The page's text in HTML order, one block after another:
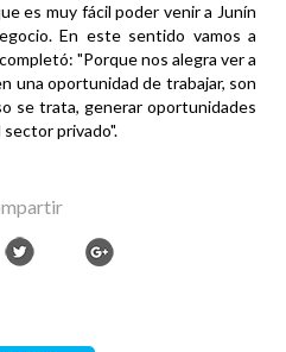
es muy fácil poder venir a Junín
En este sentido vamos a
"Porque nos alegra ver a
una oportunidad de trabajar, son
se trata, generar oportunidades
privado".